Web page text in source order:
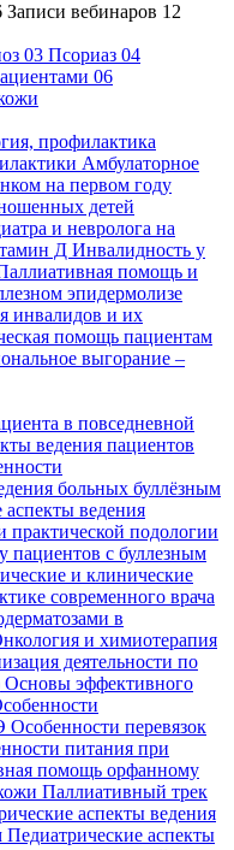
Записи вебинаров 12
03 Псориаз 04
06
профилактика
Амбулаторное
на первом году
детей
и невролога на
Д Инвалидность у
помощь и
эпидермолизе
инвалидов и их
помощь пациентам
выгорание –
в повседневной
ведения пациентов
больных буллёзным
аспекты ведения
практической подологии
пациентов с буллезным
и клинические
современного врача
в
и химиотерапия
деятельности по
Основы эффективного
Особенности перевязок
питания при
помощь орфанному
Паллиативный трек
аспекты ведения
Педиатрические аспекты